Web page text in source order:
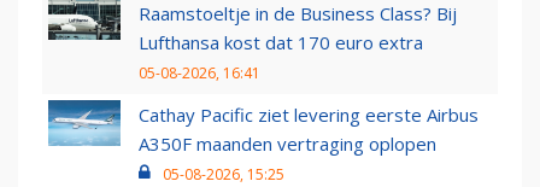
Raamstoeltje in de Business Class? Bij
Lufthansa kost dat 170 euro extra
05-08-2026, 16:41
Cathay Pacific ziet levering eerste Airbus
A350F maanden vertraging oplopen
05-08-2026, 15:25